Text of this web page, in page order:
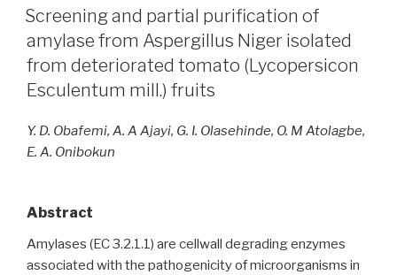
ON
Screening and partial purification of
amylase from Aspergillus Niger isolated
from deteriorated tomato (Lycopersicon
Esculentum mill.) fruits
Y. D. Obafemi, A. A Ajayi, G. I. Olasehinde, O. M Atolagbe,
E. A. Onibokun
Abstract
Amylases (EC 3.2.1.1) are cellwall degrading enzymes
associated with the pathogenicity of microorganisms in